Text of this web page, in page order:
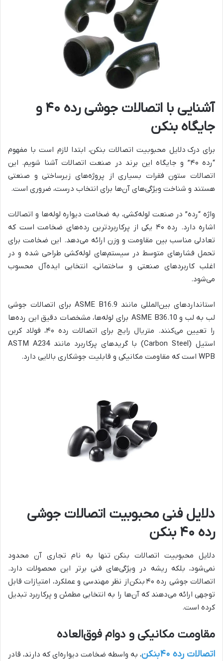
آشنایی با اتصالات جوشی رده ۴۰ و
جایگاه بنکن
برای درک دلایل محبوبیت اتصالات بنکن، ابتدا لازم است با مفهوم
“رده ۴۰” و جایگاه این برند در صنعت اتصالات آشنا شویم. این
اتصالات ستون فقرات بسیاری از پروژه‌های زیرساختی و صنعتی
هستند و شناخت ویژگی‌های آن‌ها برای انتخاب درست، ضروری است.
واژه “رده” در صنعت لوله‌کشی، به ضخامت دیواره لوله‌ها و اتصالات
اشاره دارد. رده ۴۰ یکی از پرکاربردترین رده‌های ضخامت است که
تعادلی مناسب بین مقاومت و وزن ارائه می‌دهد. این ضخامت برای
تحمل فشارهای متوسط در سیستم‌های لوله‌کشی طراحی شده و در
اغلب کاربردهای صنعتی و ساختمانی، انتخابی ایده‌آل محسوب
می‌شود.
استانداردهای بین‌المللی مانند ASME B16.9 برای اتصالات جوشی
لب به لب و ASME B36.10
برای لوله‌ها، مشخصات دقیق این رده‌ها
را تعیین می‌کنند. متریال رایج برای اتصالات رده
۴۰، فولاد کربن
استیل (Carbon Steel) با گریدهای پرکاربرد مانند ASTM A234
WPB است که مقاومت مکانیکی و قابلیت جوشکاری بالایی دارد.
دلایل فنی محبوبیت اتصالات جوشی
رده ۴۰ بنکن
دلایل محبوبیت اتصالات بنکن تنها به نام تجاری آن محدود
نمی‌شود، بلکه ریشه در ویژگی‌های فنی برتر این محصولات دارد.
اتصالات جوشی رده ۴۰ بنکن از نظر مهندسی و عملکرد، امتیازات قابل
توجهی ارائه می‌دهند که آن‌ها را به انتخابی مطمئن و پرکاربرد تبدیل
کرده است.
مقاومت مکانیکی و دوام فوق‌العاده
اتصالات رده ۴۰ بنکن
، به واسطه ضخامت دیواره‌ای که دارند، قادر